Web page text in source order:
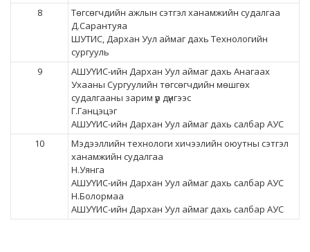
8
Төгсөгчдийн ажлын сэтгэл ханамжийн судалгаа
Д.Сарантуяа
ШУТИС, Дархан Уул аймаг дахь Технологийн
сургууль
9
АШУҮИС-ийн Дархан Уул аймаг дахь Анагаах
Ухааны Сургуулийн төгсөгчдийн мөшгөх
судалгааны зарим үр дүнгээс
Г.Ганцэцэг
АШУҮИС-ийн Дархан Уул аймаг дахь салбар АУС
10
Мэдээллийн технологи хичээлийн оюутны сэтгэл
ханамжийн судалгаа
Н.Уянга
АШУҮИС-ийн Дархан Уул аймаг дахь салбар АУС
Н.Болормаа
АШУҮИС-ийн Дархан Уул аймаг дахь салбар АУС